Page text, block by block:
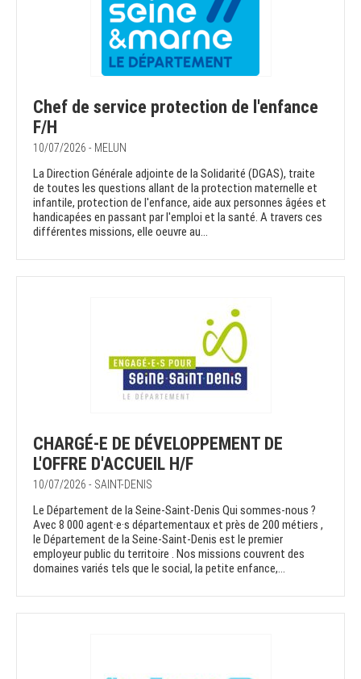
Chef de service protection de l'enfance
F/H
10/07/2026 - MELUN
La Direction Générale adjointe de la Solidarité (DGAS), traite
de toutes les questions allant de la protection maternelle et
infantile, protection de l'enfance, aide aux personnes âgées et
handicapées en passant par l'emploi et la santé. A travers ces
différentes missions, elle oeuvre au...
CHARGÉ-E DE DÉVELOPPEMENT DE
L'OFFRE D'ACCUEIL H/F
10/07/2026 - SAINT-DENIS
Le Département de la Seine-Saint-Denis Qui sommes-nous ?
Avec 8 000 agent·e·s départementaux et près de 200 métiers ,
le Département de la Seine-Saint-Denis est le premier
employeur public du territoire . Nos missions couvrent des
domaines variés tels que le social, la petite enfance,...